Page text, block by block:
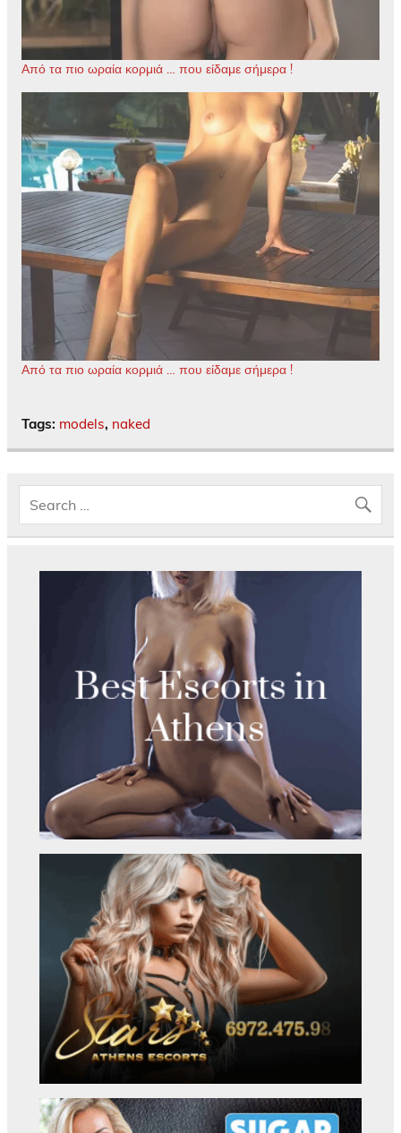
Από τα πιο ωραία κορμιά … που είδαμε σήμερα !
Από τα πιο ωραία κορμιά … που είδαμε σήμερα !
Tags: models, naked